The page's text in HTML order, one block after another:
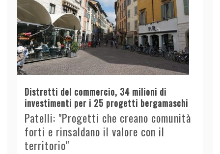
Distretti del commercio, 34 milioni di
investimenti per i 25 progetti bergamaschi
Patelli: "Progetti che creano comunità
forti e rinsaldano il valore con il
territorio"